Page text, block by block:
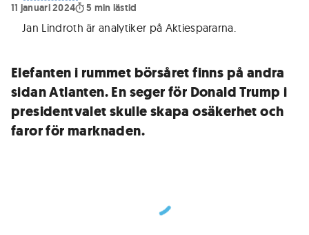
11 januari 2024
5 min lästid
Jan Lindroth är analytiker på Aktiespararna.
Elefanten i rummet börsåret finns på andra
sidan Atlanten. En seger för Donald Trump i
presidentvalet skulle skapa osäkerhet och
faror för marknaden.